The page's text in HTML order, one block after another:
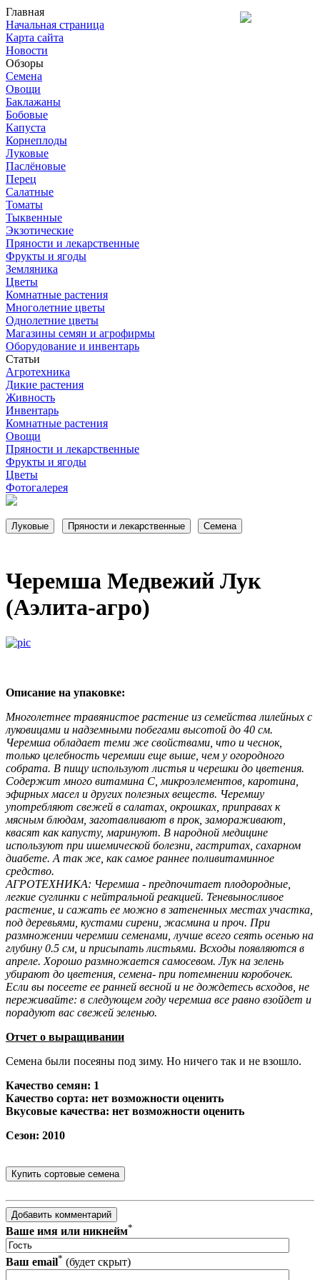
Главная
Начальная страница
Карта сайта
Новости
Обзоры
Семена
Овощи
Баклажаны
Бобовые
Капуста
Корнеплоды
Луковые
Паслёновые
Перец
Салатные
Томаты
Тыквенные
Экзотические
Пряности и лекарственные
Фрукты и ягоды
Земляника
Цветы
Комнатные растения
Многолетние цветы
Однолетние цветы
Магазины семян и агрофирмы
Оборудование и инвентарь
Статьи
Агротехника
Дикие растения
Живность
Инвентарь
Комнатные растения
Овощи
Пряности и лекарственные
Фрукты и ягоды
Цветы
Фотогалерея
Черемша Медвежий Лук
(Аэлита-агро)
Описание на упаковке:
Многолетнее травянистое растение из семейс­тва лилейных с
луковицами и надземными побегами высотой до 40 см.
Черемша обла­дает теми же свойствами, что и чеснок,
только целебность черемши еще выше, чем у огородного
собрата. В пищу используют листья и черешки до цветения.
Содержит много вита­мина С, микроэлементов, каротина,
эфирных масел и других полезных веществ. Черемшу
употребляют свежей в салатах, окрошках, приправах к
мясным блюдам, заготавливают в прок, замораживают,
квасят как капусту, маринуют. В народной медицине
используют при ишемической болезни, гастритах, сахар­ном
диабете. А так же, как самое раннее поливитаминное
средство.
АГРОТЕХНИКА: Черемша - предпочитает плодородные,
легкие суглинки с нейтральной реакцией. Теневыносливое
растение, и сажать ее можно в затененных местах участка,
под деревьями, кустами сирени, жасмина и проч. При
размножении черемши семенами, лучше всего сеять осенью на
глубину 0.5 см, и присыпать листьями. Всходы появляют­ся в
апреле. Хорошо размножается самосевом. Лук на зелень
убирают до цветения, семена- при потемнении коро­бочек.
Если вы посеете ее ранней весной и не дождетесь всходов, не
переживайте: в следующем году черемша все равно взойдет и
порадуют вас свежей зеленью.
Отчет о выращивании
Семена были посеяны под зиму. Но ничего так и не взошло.
Качество семян: 1
Качество сорта: нет возможности оценить
Вкусовые качества: нет возможности оценить
Сезон: 2010
Ваше имя или никнейм*
Ваш email* (будет скрыт)